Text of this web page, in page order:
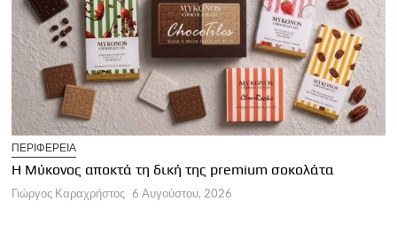
ΠΕΡΙΦΕΡΕΙΑ
Η Μύκονος αποκτά τη δική της premium σοκολάτα
Γιώργος Καραχρήστος 6 Αυγούστου, 2026